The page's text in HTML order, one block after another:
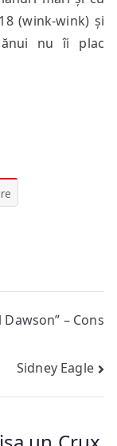
(wink-wink) și
nu îi plac
– Cons
Sidney Eagle